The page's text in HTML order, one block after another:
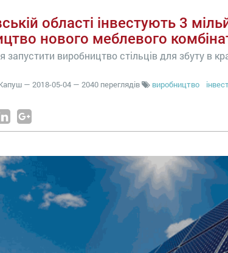
області інвестують 3
нового меблевого
запустити виробництво стільців для збуту в
— 2018-05-04 — 2040 переглядів виробництво